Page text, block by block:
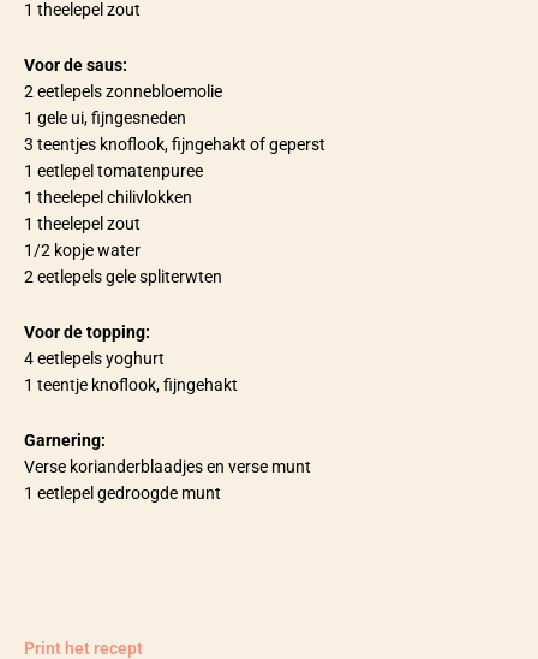
1 theelepel zout
Voor de saus:
2 eetlepels zonnebloemolie
1 gele ui, fijngesneden
3 teentjes knoflook, fijngehakt of geperst
1 eetlepel tomatenpuree
1 theelepel chilivlokken
1 theelepel zout
1/2 kopje water
2 eetlepels gele spliterwten
Voor de topping:
4 eetlepels yoghurt
1 teentje knoflook, fijngehakt
Garnering:
Verse korianderblaadjes en verse munt
1 eetlepel gedroogde munt
Print het recept